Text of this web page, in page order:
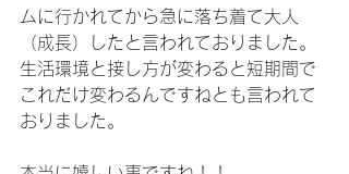
ムに行かれてから急に落ち着て大人
（成長）したと言われておりました。
生活環境と接し方が変わると短期間で
これだけ変わるんですねとも言われて
おりました。